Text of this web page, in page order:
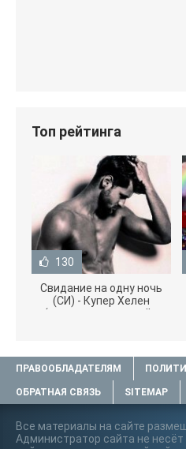
Топ рейтинга
130
Свидание на одну ночь
(СИ) - Купер Хелен
(читать книги онлайн
ПРАВООБЛАДАТЕЛЯМ
ОБРАТНАЯ СВЯЗЬ SITEMAP
Все материалы на сайте
Администратор сайта не несёт